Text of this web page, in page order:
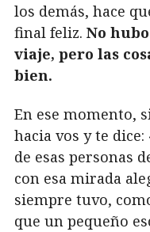
los demás, hace
final feliz. No
viaje, pero las
bien.
En ese momento,
hacia vos y te
de esas personas
con esa mirada
siempre tuvo,
que un pequeño